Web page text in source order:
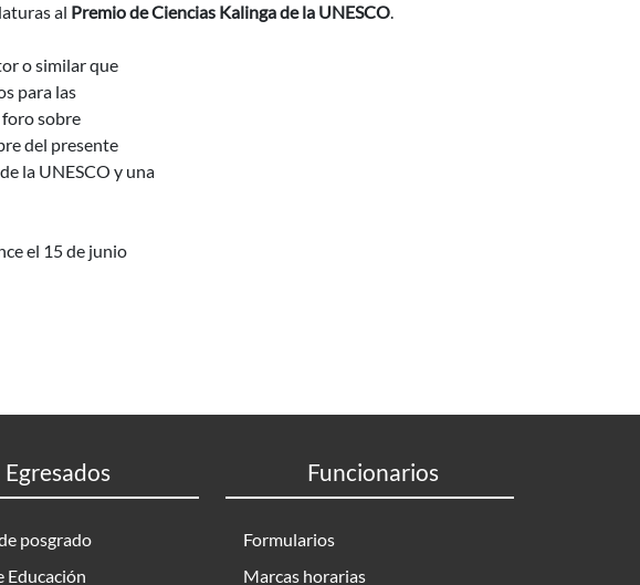
al Premio de Ciencias Kalinga de la UNESCO.
o similar que
para las
foro sobre
del presente
la UNESCO y una
el 15 de junio
Egresados
posgrado
Educación
Funcionarios
Formularios
Marcas horarias